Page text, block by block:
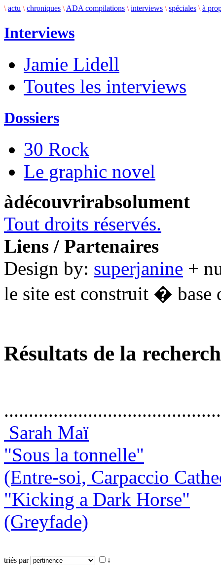
\ actu \ chroniques \ ADA compilations \ interviews \ spéciales \ à
Interviews
Jamie Lidell
Toutes les interviews
Dossiers
30 Rock
Le graphic novel
àdécouvrirabsolument
Tout droits réservés.
Liens / Partenaires
Design by: superjanine +
le site est construit � base
Résultats de la
Sarah Maï
"Sous la tonnelle"
(Entre-soi, Carpaccio
"Kicking a Dark Horse"
(Greyfade)
triés par ↓